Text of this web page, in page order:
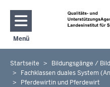
Direkt
Menü
Navigation aktivieren/
Sie
befinden
Startseite
Bildungsgänge /
Fachklassen duales System
Pferdewirtin und Pferdewirt